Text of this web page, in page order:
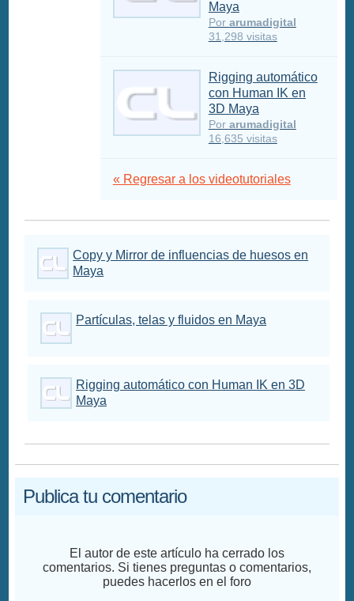
Maya
Por arumadigital
31,298 visitas
Rigging automático
con Human IK en
3D Maya
Por arumadigital
16,635 visitas
« Regresar a los videotutoriales
Copy y Mirror de influencias de huesos en
Maya
Partículas, telas y fluidos en Maya
Rigging automático con Human IK en 3D
Maya
Publica tu comentario
El autor de este artículo ha cerrado los
comentarios. Si tienes preguntas o comentarios,
puedes hacerlos en el foro